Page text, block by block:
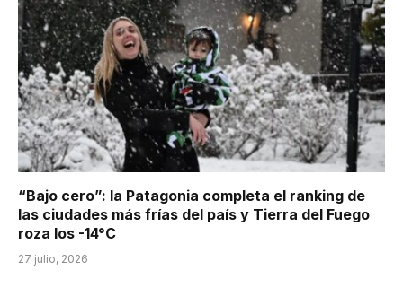
“Bajo cero”: la Patagonia completa el ranking de
las ciudades más frías del país y Tierra del Fuego
roza los -14°C
27 julio, 2026